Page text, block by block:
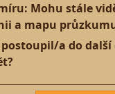
Mohu stále
a mapu
a do další